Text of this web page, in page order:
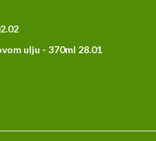
ulju - 370ml 28.01